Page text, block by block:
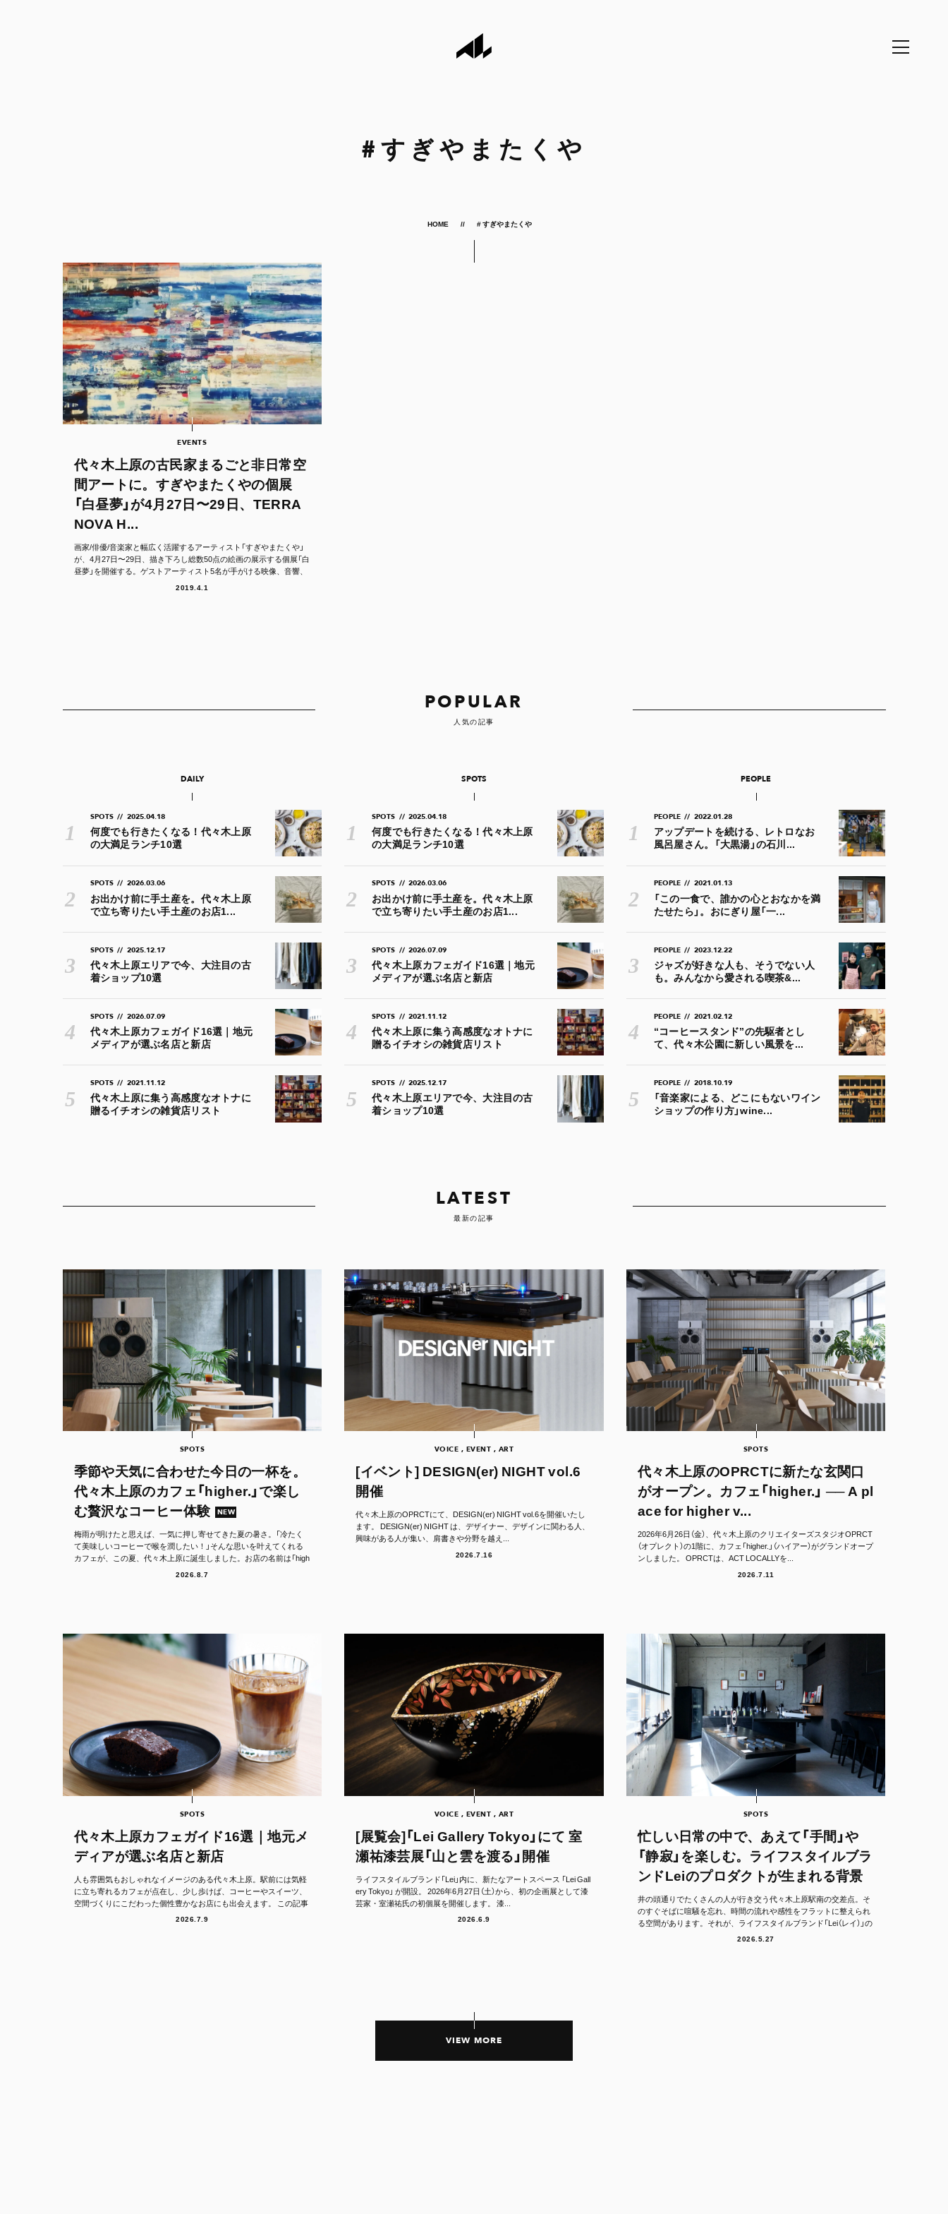
#すぎやまたくや
HOME # すぎやまたくや
EVENTS
代々木上原の古民家まるごと非日常空
間アートに。すぎやまたくやの個展
「白昼夢」が4月27日〜29日、TERRA
NOVA H...
画家/俳優/音楽家と幅広く活躍するアーティスト「すぎやまたくや」
が、4月27日〜29日、描き下ろし総数50点の絵画の展示する個展「白
昼夢」を開催する。ゲストアーティスト5名が手がける映像、音響、
2019.4.1
POPULAR
人気の記事
DAILY
SPOTS // 2025.04.18
何度でも行きたくなる！代々木上原
の大満足ランチ10選
SPOTS // 2026.03.06
お出かけ前に手土産を。代々木上原
で立ち寄りたい手土産のお店1...
SPOTS // 2025.12.17
代々木上原エリアで今、大注目の古
着ショップ10選
SPOTS // 2026.07.09
代々木上原カフェガイド16選｜地元
メディアが選ぶ名店と新店
SPOTS // 2021.11.12
代々木上原に集う高感度なオトナに
贈るイチオシの雑貨店リスト
SPOTS
SPOTS // 2025.04.18
何度でも行きたくなる！代々木上原
の大満足ランチ10選
SPOTS // 2026.03.06
お出かけ前に手土産を。代々木上原
で立ち寄りたい手土産のお店1...
SPOTS // 2026.07.09
代々木上原カフェガイド16選｜地元
メディアが選ぶ名店と新店
SPOTS // 2021.11.12
代々木上原に集う高感度なオトナに
贈るイチオシの雑貨店リスト
SPOTS // 2025.12.17
代々木上原エリアで今、大注目の古
着ショップ10選
PEOPLE
PEOPLE // 2022.01.28
アップデートを続ける、レトロなお
風呂屋さん。「大黒湯」の石川...
PEOPLE // 2021.01.13
「この一食で、誰かの心とおなかを満
たせたら」。おにぎり屋「一...
PEOPLE // 2023.12.22
ジャズが好きな人も、そうでない人
も。みんなから愛される喫茶&...
PEOPLE // 2021.02.12
“コーヒースタンド”の先駆者とし
て、代々木公園に新しい風景を...
PEOPLE // 2018.10.19
「音楽家による、どこにもないワイン
ショップの作り方」wine...
LATEST
最新の記事
SPOTS
季節や天気に合わせた今日の一杯を。
代々木上原のカフェ「higher.」で楽し
む贅沢なコーヒー体験
NEW
梅雨が明けたと思えば、一気に押し寄せてきた夏の暑さ。「冷たく
て美味しいコーヒーで喉を潤したい！」そんな思いを叶えてくれる
カフェが、この夏、代々木上原に誕生しました。お店の名前は「high
2026.8.7
VOICE , EVENT , ART
[イベント] DESIGN(er) NIGHT vol.6
開催
代々木上原のOPRCTにて、DESIGN(er) NIGHT vol.6を開催いたし
ます。 DESIGN(er) NIGHT は、デザイナー、デザインに関わる人、
興味がある人が集い、肩書きや分野を越え...
2026.7.16
SPOTS
代々木上原のOPRCTに新たな玄関口
がオープン。カフェ「higher.」 ── A pl
ace for higher v...
2026年6月26日（金）、代々木上原のクリエイターズスタジオOPRCT
（オプレクト）の1階に、カフェ「higher.」（ハイアー）がグランドオープ
ンしました。 OPRCTは、ACT LOCALLYを...
2026.7.11
SPOTS
代々木上原カフェガイド16選｜地元メ
ディアが選ぶ名店と新店
人も雰囲気もおしゃれなイメージのある代々木上原。駅前には気軽
に立ち寄れるカフェが点在し、少し歩けば、コーヒーやスイーツ、
空間づくりにこだわった個性豊かなお店にも出会えます。 この記事
2026.7.9
VOICE , EVENT , ART
[展覧会]「Lei Gallery Tokyo」にて 室
瀬祐漆芸展「山と雲を渡る」開催
ライフスタイルブランド「Lei」内に、新たなアートスペース 「Lei Gall
ery Tokyo」 が開設。 2026年6月27日（土）から、初の企画展として漆
芸家・室瀬祐氏の初個展を開催します。 漆...
2026.6.9
SPOTS
忙しい日常の中で、あえて「手間」や
「静寂」を楽しむ。ライフスタイルブラ
ンドLeiのプロダクトが生まれる背景
井の頭通りでたくさんの人が行き交う代々木上原駅南の交差点。そ
のすぐそばに喧騒を忘れ、時間の流れや感性をフラットに整えられ
る空間があります。それが、ライフスタイルブランド「Lei（レイ）」の
2026.5.27
VIEW MORE